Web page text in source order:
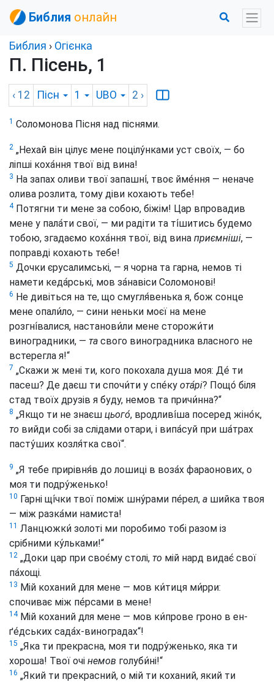
Библия онлайн
Библия › Огієнка
П. Пісень, 1
‹ 12 Пісн 1 UBO 2 ›
1 Соломонова Пісня над піснями.
2 „Нехай він цілує мене поцілу́нками уст своїх, — бо
ліпші коха́ння твої від вина!
3 На запах оливи твої запашні́, твоє йме́ння — неначе
олива розлита, тому діви кохають тебе!
4Потягни ти мене за собою, біжім! Цар впровадив
мене у пала́ти свої, — ми радіти та ті́шитись будемо
тобою, згадаємо коха́ння твої, від вина приємніші, —
поправді кохають тебе!
5 Дочки єрусалимські, — я чорна та гарна, немов ті
намети кеда́рські, мов за́навіси Соломонові!
6 Не дивіться на те, що смугля́венька я, бож сонце
мене опали́ло, — сини неньки моєї на мене
розгні́валися, настанови́ли мене сторожи́ти
виноградники, — та свого виноградника власного не
встерегла я!“
7 „Скажи ж мені ти, кого покохала душа моя: Де́ ти
пасеш? Де даєш ти спочи́ти у спе́ку ота́рі? Пощо́ біля
стад твоїх друзів я буду, немов та причи́нна?“
8 „Якщо ти не знаєш цього́, вродливі́ша посеред жіно́к,
то вийди собі за слідами отари, і випа́суй при ша́трах
пасту́ших козля́тка свої“.
9 „Я тебе прирівня́в до лошиці в воза́х фараонових, о
моя ти подру́женько!
10 Гарні щі́чки твої поміж шну́рами пе́рел, а шийка твоя
— між разка́ми намиста!
11 Ланцюжки́ золоті ми поробимо тобі разом із
срібними ку́льками!“
12 „Доки цар при своє́му столі, то мій нард видає́ свої
па́хощі.
13 Мій коханий для мене — мов ки́тиця ми́рри:
спочиває між пе́рсами в мене!
14Мій коханий для мене — мов ки́прове гроно в ен-
ґе́дських сада́х-виноградах“!
15 „Яка ти прекрасна, моя ти подру́женько, яка ти
хороша! Твої очі немов голуби́ні!“
16 „Який ти прекрасний, о мій ти коханий, який ти